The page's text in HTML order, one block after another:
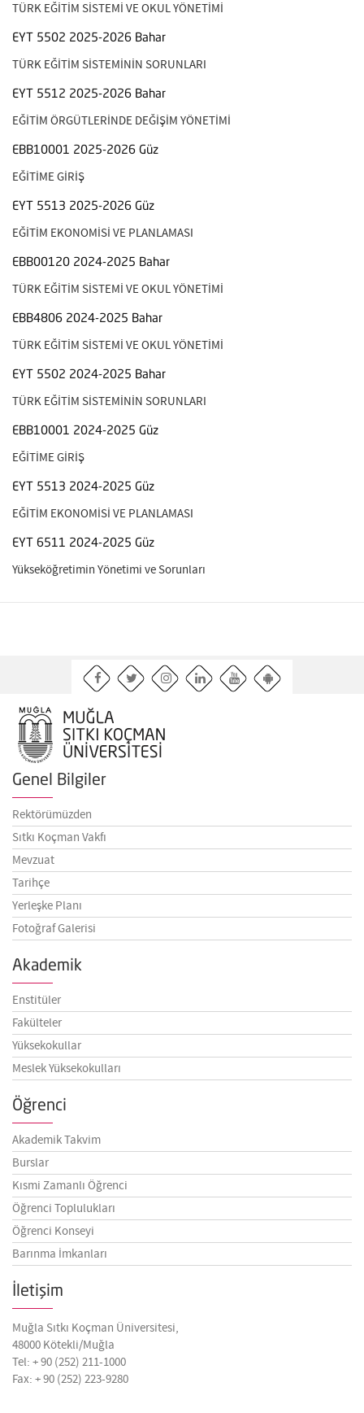
TÜRK EĞİTİM SİSTEMİ VE OKUL YÖNETİMİ
EYT 5502 2025-2026 Bahar
TÜRK EĞİTİM SİSTEMİNİN SORUNLARI
EYT 5512 2025-2026 Bahar
EĞİTİM ÖRGÜTLERİNDE DEĞİŞİM YÖNETİMİ
EBB10001 2025-2026 Güz
EĞİTİME GİRİŞ
EYT 5513 2025-2026 Güz
EĞİTİM EKONOMİSİ VE PLANLAMASI
EBB00120 2024-2025 Bahar
TÜRK EĞİTİM SİSTEMİ VE OKUL YÖNETİMİ
EBB4806 2024-2025 Bahar
TÜRK EĞİTİM SİSTEMİ VE OKUL YÖNETİMİ
EYT 5502 2024-2025 Bahar
TÜRK EĞİTİM SİSTEMİNİN SORUNLARI
EBB10001 2024-2025 Güz
EĞİTİME GİRİŞ
EYT 5513 2024-2025 Güz
EĞİTİM EKONOMİSİ VE PLANLAMASI
EYT 6511 2024-2025 Güz
Yükseköğretimin Yönetimi ve Sorunları
Genel Bilgiler
Rektörümüzden
Sıtkı Koçman Vakfı
Mevzuat
Tarihçe
Yerleşke Planı
Fotoğraf Galerisi
Akademik
Enstitüler
Fakülteler
Yüksekokullar
Meslek Yüksekokulları
Öğrenci
Akademik Takvim
Burslar
Kısmi Zamanlı Öğrenci
Öğrenci Toplulukları
Öğrenci Konseyi
Barınma İmkanları
İletişim
Muğla Sıtkı Koçman Üniversitesi,
48000 Kötekli/Muğla
Tel: + 90 (252) 211-1000
Fax: + 90 (252) 223-9280